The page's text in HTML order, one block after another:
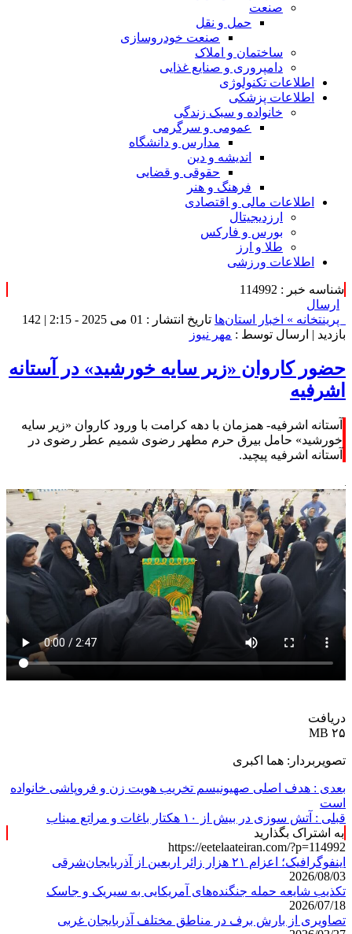
صنعت
حمل و نقل
صنعت خودروسازی
ساختمان و املاک
دامپروری و صنایع غذایی
اطلاعات تکنولوژی
اطلاعات پزشکی
خانواده و سبک زندگی
عمومی و سرگرمی
مدارس و دانشگاه
اندیشه و دین
حقوقی و قضایی
فرهنگ و هنر
اطلاعات مالی و اقتصادی
ارزدیجیتال
بورس و فارکس
طلا و ارز
اطلاعات ورزشی
شناسه خبر : 114992
ارسال
پرینتخانه » اخبار استان‌ها تاریخ انتشار : 01 می 2025 - 2:15 |
142
بازدید | ارسال توسط : مهر نیوز
حضور کاروان «زیر سایه خورشید» در آستانه
اشرفیه
آستانه اشرفیه- همزمان با دهه کرامت با ورود کاروان «زیر سایه
خورشید» حامل بیرق حرم مطهر رضوی شمیم عطر رضوی در
آستانه اشرفیه پیچید.
دریافت
۲۵ MB
تصویربردار: هما اکبری
بعدی : هدف اصلی صهیونیسم تخریب هویت زن و فروپاشی خانواده
است
قبلی : آتش سوزی در بیش از ۱۰ هکتار باغات و مراتع میناب
به اشتراک بگذارید
https://eetelaateiran.com/?p=114992
اینفوگرافیک؛ اعزام ۲۱ هزار زائر اربعین از آذربایجان‌شرقی
2026/08/03
تکذیب شایعه حمله جنگنده‌های آمریکایی به سیریک و جاسک
2026/07/18
تصاویری از بارش برف در مناطق مختلف آذربایجان غربی